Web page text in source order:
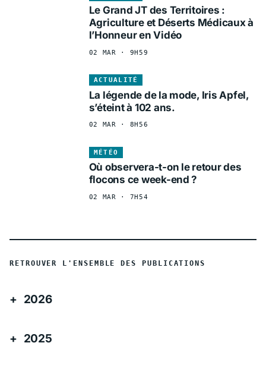
Le Grand JT des Territoires :
Agriculture et Déserts Médicaux à
l’Honneur en Vidéo
02 MAR · 9H59
ACTUALITÉ
La légende de la mode, Iris Apfel,
s’éteint à 102 ans.
02 MAR · 8H56
MÉTÉO
Où observera-t-on le retour des
flocons ce week-end ?
02 MAR · 7H54
RETROUVER L'ENSEMBLE DES PUBLICATIONS
2026
2025